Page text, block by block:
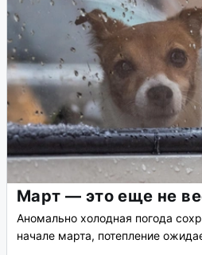
Март — это еще не
Аномально холодная погода
начале марта, потепление